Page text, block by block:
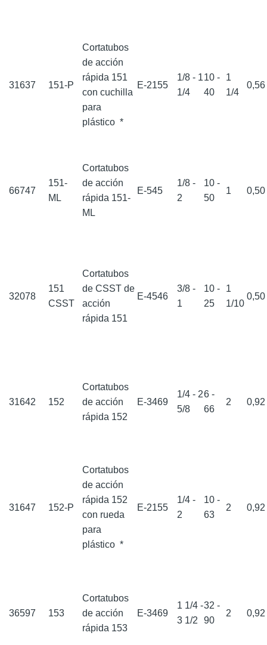
31637 151-P
Cortatubos
de acción
rápida 151
con cuchilla
para
plástico *
E-2155
1/8 - 1
1/4
10 -
40
1
1/4
0,56
66747
151-
ML
Cortatubos
de acción
rápida 151-
ML
E-545
1/8 -
2
10 -
50
1 0,50
32078
151
CSST
Cortatubos
de CSST de
acción
rápida 151
E-4546
3/8 -
1
10 -
25
1
1/10
0,50
31642 152
Cortatubos
de acción
rápida 152
E-3469
1/4 - 2
5/8
6 -
66
2 0,92
31647 152-P
Cortatubos
de acción
rápida 152
con rueda
para
plástico *
E-2155
1/4 -
2
10 -
63
2 0,92
36597 153
Cortatubos
de acción
rápida 153
E-3469
1 1/4 -
3 1/2
32 -
90
2 0,92